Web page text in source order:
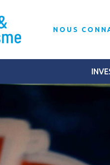
NOUS